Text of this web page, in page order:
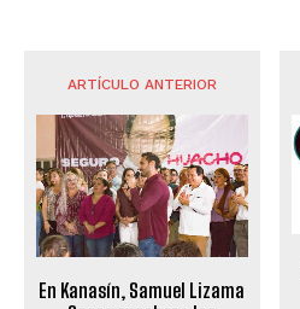
ARTÍCULO ANTERIOR
En Kanasín, Samuel Lizama